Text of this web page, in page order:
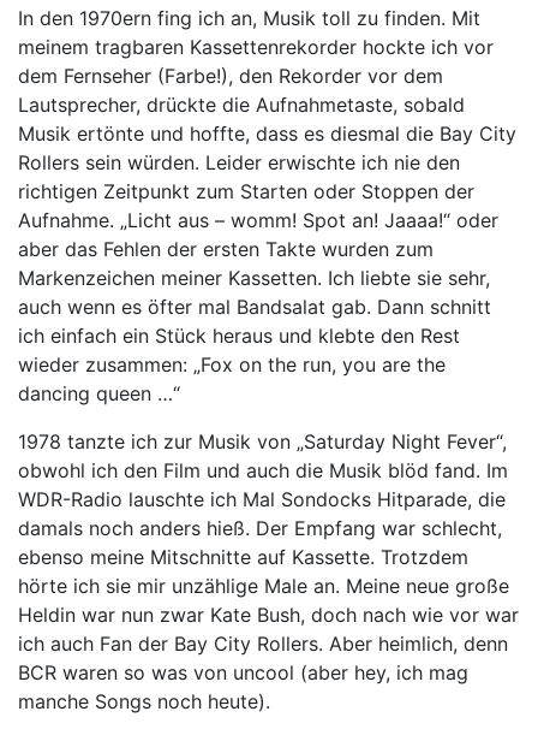
In den 1970ern fing ich an, Musik toll zu finden. Mit
meinem tragbaren Kassettenrekorder hockte ich vor
dem Fernseher (Farbe!), den Rekorder vor dem
Lautsprecher, drückte die Aufnahmetaste, sobald
Musik ertönte und hoffte, dass es diesmal die Bay City
Rollers sein würden. Leider erwischte ich nie den
richtigen Zeitpunkt zum Starten oder Stoppen der
Aufnahme. „Licht aus – womm! Spot an! Jaaaa!“ oder
aber das Fehlen der ersten Takte wurden zum
Markenzeichen meiner Kassetten. Ich liebte sie sehr,
auch wenn es öfter mal Bandsalat gab. Dann schnitt
ich einfach ein Stück heraus und klebte den Rest
wieder zusammen: „Fox on the run, you are the
dancing queen …“
1978 tanzte ich zur Musik von „Saturday Night Fever“,
obwohl ich den Film und auch die Musik blöd fand. Im
WDR-Radio lauschte ich Mal Sondocks Hitparade, die
damals noch anders hieß. Der Empfang war schlecht,
ebenso meine Mitschnitte auf Kassette. Trotzdem
hörte ich sie mir unzählige Male an. Meine neue große
Heldin war nun zwar Kate Bush, doch nach wie vor war
ich auch Fan der Bay City Rollers. Aber heimlich, denn
BCR waren so was von uncool (aber hey, ich mag
manche Songs noch heute).